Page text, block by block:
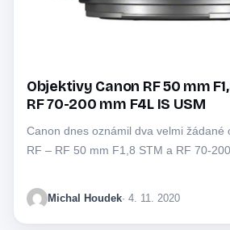
Objektivy Canon RF 50 mm
RF 70-200 mm F4L IS USM
Canon dnes oznámil dva velmi žádané
RF – RF 50 mm F1,8 STM a RF 70-
Michal Houdek· 4. 11. 2020